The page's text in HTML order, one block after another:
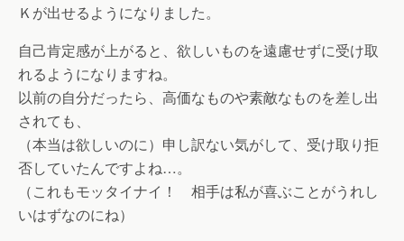
Ｋが出せるようになりました。
自己肯定感が上がると、欲しいものを遠慮せずに受け取
れるようになりますね。
以前の自分だったら、高価なものや素敵なものを差し出
されても、
（本当は欲しいのに）申し訳ない気がして、受け取り拒
否していたんですよね…。
（これもモッタイナイ！ 相手は私が喜ぶことがうれし
いはずなのにね）